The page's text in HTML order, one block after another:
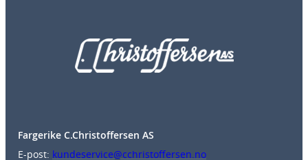
Fargerike C.Christoffersen AS
E-post: kundeservice@cchristoffersen.no